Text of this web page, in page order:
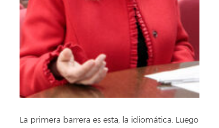
La primera barrera es esta, la idiomática. Luego